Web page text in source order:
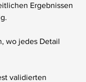
Ergebnissen
wo jedes Detail
validierten